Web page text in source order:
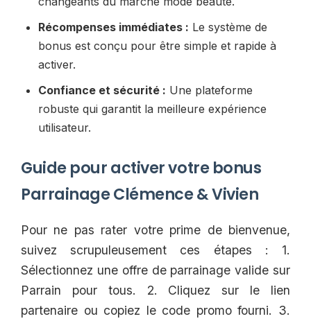
Récompenses immédiates : Le système de
bonus est conçu pour être simple et rapide à
activer.
Confiance et sécurité : Une plateforme
robuste qui garantit la meilleure expérience
utilisateur.
Guide pour activer votre bonus
Parrainage Clémence & Vivien
Pour ne pas rater votre prime de bienvenue,
suivez scrupuleusement ces étapes : 1.
Sélectionnez une offre de parrainage valide sur
Parrain pour tous. 2. Cliquez sur le lien
partenaire ou copiez le code promo fourni. 3.